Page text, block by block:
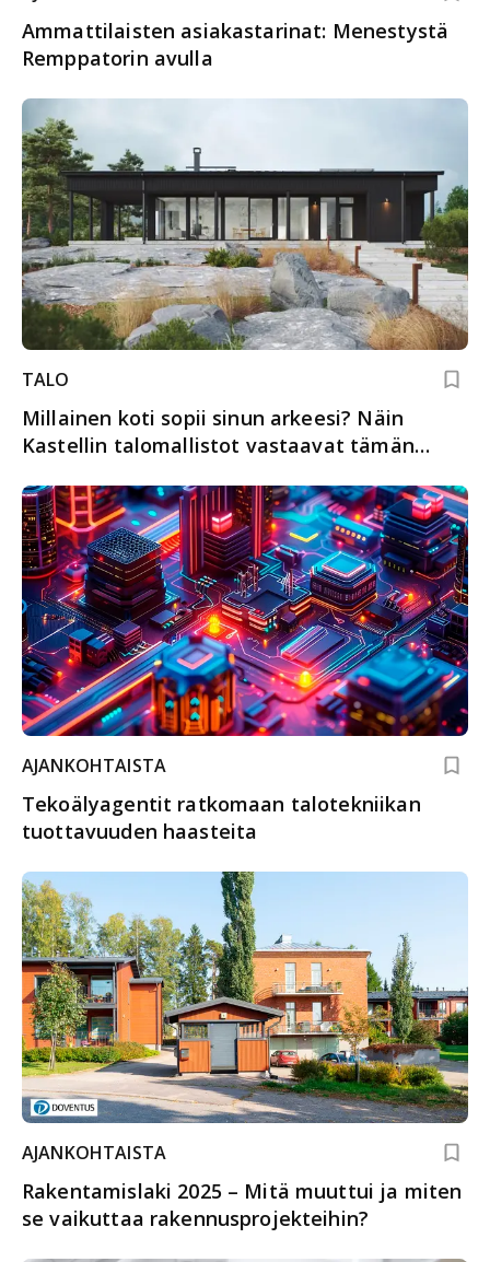
Ammattilaisten asiakastarinat: Menestystä
Remppatorin avulla
TALO
Millainen koti sopii sinun arkeesi? Näin
Kastellin talomallistot vastaavat tämän
AJANKOHTAISTA
Tekoälyagentit ratkomaan talotekniikan
tuottavuuden haasteita
AJANKOHTAISTA
Rakentamislaki 2025 – Mitä muuttui ja miten
se vaikuttaa rakennusprojekteihin?